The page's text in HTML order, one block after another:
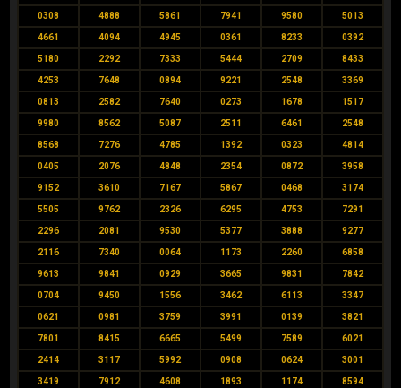
0308 4888 5861 7941 9580 5013
4661 4094 4945 0361 8233 0392
5180 2292 7333 5444 2709 8433
4253 7648 0894 9221 2548 3369
0813 2582 7640 0273 1678 1517
9980 8562 5087 2511 6461 2548
8568 7276 4785 1392 0323 4814
0405 2076 4848 2354 0872 3958
9152 3610 7167 5867 0468 3174
5505 9762 2326 6295 4753 7291
2296 2081 9530 5377 3888 9277
2116 7340 0064 1173 2260 6858
9613 9841 0929 3665 9831 7842
0704 9450 1556 3462 6113 3347
0621 0981 3759 3991 0139 3821
7801 8415 6665 5499 7589 6021
2414 3117 5992 0908 0624 3001
3419 7912 4608 1893 1174 8594